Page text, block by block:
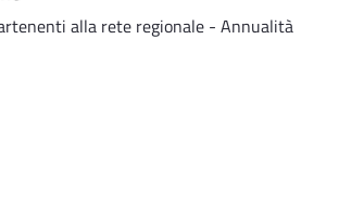
alla rete regionale - Annualità